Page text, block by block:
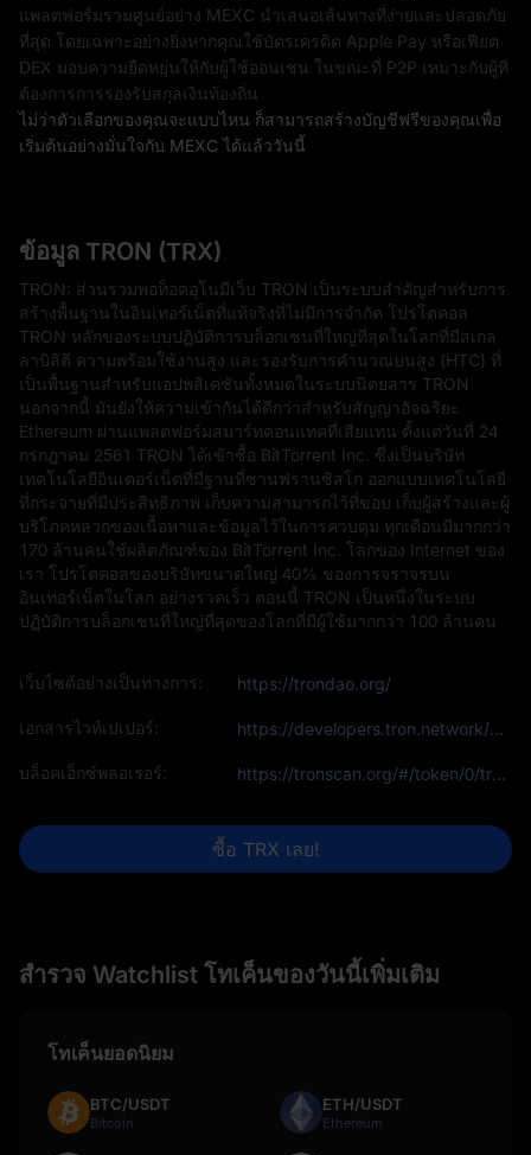
แพลตฟอร์มรวมศูนย์อย่าง MEXC นำเสนอเส้นทางที่ง่ายและปลอดภัย
ที่สุด โดยเฉพาะอย่างยิ่งหากคุณใช้บัตรเครดิต Apple Pay หรือเฟียต
DEX มอบความยืดหยุ่นให้กับผู้ใช้ออนเชน ในขณะที่ P2P เหมาะกับผู้ที่
ต้องการการรองรับสกุลเงินท้องถิ่น
ไม่ว่าตัวเลือกของคุณจะแบบไหน ก็สามารถสร้างบัญชีฟรีของคุณเพื่อ
เริ่มต้นอย่างมั่นใจกับ MEXC ได้แล้ววันนี้
ข้อมูล TRON (TRX)
TRON: ส่วนรวมพอท็อคอุโนมีเว็บ TRON เป็นระบบสำคัญสำหรับการ
สร้างพื้นฐานในอินเทอร์เน็ตที่แท้จริงที่ไม่มีการจำกัด โปรโตคอล
TRON หลักของระบบปฏิบัติการบล็อกเชนที่ใหญ่ที่สุดในโลกที่มีสเกล
ลาบิลิตี ความพร้อมใช้งานสูง และรองรับการคำนวณบนสูง (HTC) ที่
เป็นพื้นฐานสำหรับแอปพลิเคชันทั้งหมดในระบบนิตยสาร TRON
นอกจากนี้ มันยังให้ความเข้ากันได้ดีกว่าสำหรับสัญญาอัจฉริยะ
Ethereum ผ่านแพลตฟอร์มสมาร์ทคอนแทคที่เสียแทน ตั้งแต่วันที่ 24
กรกฎาคม 2561 TRON ได้เข้าซื้อ BitTorrent Inc. ซึ่งเป็นบริษัท
เทคโนโลยีอินเตอร์เน็ตที่มีฐานที่ซานฟรานซิสโก ออกแบบเทคโนโลยี
ที่กระจายที่มีประสิทธิภาพ เก็บความสามารถไว้ที่ขอบ เก็บผู้สร้างและผู้
บริโภคหลวกของเนื้อหาและข้อมูลไว้ในการควบคุม ทุกเดือนมีมากกว่า
170 ล้านคนใช้ผลิตภัณฑ์ของ BitTorrent Inc. โลกของ Internet ของ
เรา โปรโตคอลของบริษัทขนาดใหญ่ 40% ของการจราจรบน
อินเทอร์เน็ตในโลก อย่างรวดเร็ว ตอนนี้ TRON เป็นหนึ่งในระบบ
ปฏิบัติการบล็อกเชนที่ใหญ่ที่สุดของโลกที่มีผู้ใช้มากกว่า 100 ล้านคน
เว็บไซต์อย่างเป็นทางการ: https://trondao.org/
เอกสารไวท์เปเปอร์: https://developers.tron.network/docs
บล็อคเอ็กซ์พลอเรอร์: https://tronscan.org/#/token/0/transfers
ซื้อ TRX เลย!
สำรวจ Watchlist โทเค็นของวันนี้เพิ่มเติม
โทเค็นยอดนิยม
BTC/USDT
Bitcoin
ETH/USDT
Ethereum